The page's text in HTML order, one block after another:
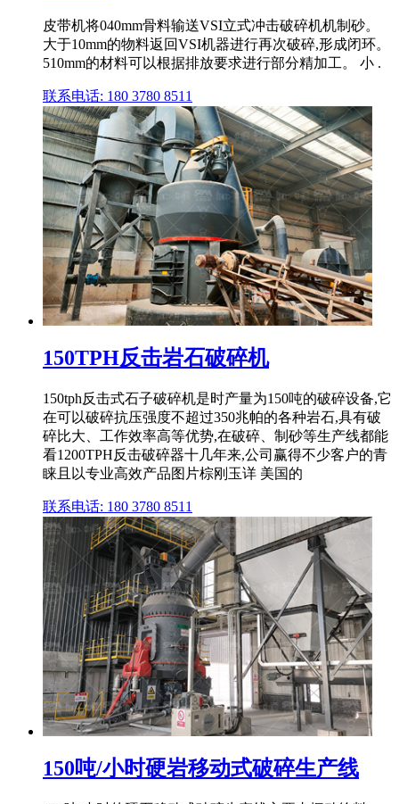
皮带机将040mm骨料输送VSI立式冲击破碎机机制砂。
大于10mm的物料返回VSI机器进行再次破碎,形成闭环。
510mm的材料可以根据排放要求进行部分精加工。 小 .
联系电话: 180 3780 8511
150TPH反击岩石破碎机
150tph反击式石子破碎机是时产量为150吨的破碎设备,它
在可以破碎抗压强度不超过350兆帕的各种岩石,具有破
碎比大、工作效率高等优势,在破碎、制砂等生产线都能
看1200TPH反击破碎器十几年来,公司赢得不少客户的青
睐且以专业高效产品图片棕刚玉详 美国的
联系电话: 180 3780 8511
150吨/小时硬岩移动式破碎生产线